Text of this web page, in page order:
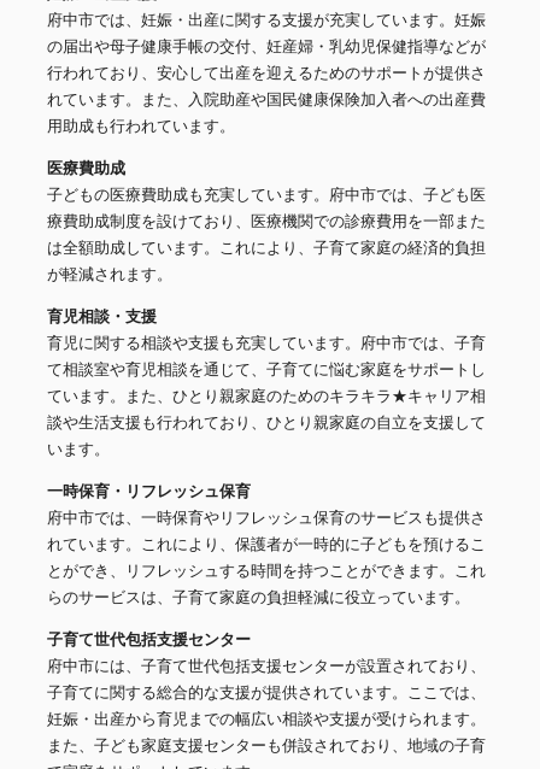
府中市では、妊娠・出産に関する支援が充実しています。妊娠
の届出や母子健康手帳の交付、妊産婦・乳幼児保健指導などが
行われており、安心して出産を迎えるためのサポートが提供さ
れています。また、入院助産や国民健康保険加入者への出産費
用助成も行われています。
医療費助成
子どもの医療費助成も充実しています。府中市では、子ども医
療費助成制度を設けており、医療機関での診療費用を一部また
は全額助成しています。これにより、子育て家庭の経済的負担
が軽減されます。
育児相談・支援
育児に関する相談や支援も充実しています。府中市では、子育
て相談室や育児相談を通じて、子育てに悩む家庭をサポートし
ています。また、ひとり親家庭のためのキラキラ★キャリア相
談や生活支援も行われており、ひとり親家庭の自立を支援して
います。
一時保育・リフレッシュ保育
府中市では、一時保育やリフレッシュ保育のサービスも提供さ
れています。これにより、保護者が一時的に子どもを預けるこ
とができ、リフレッシュする時間を持つことができます。これ
らのサービスは、子育て家庭の負担軽減に役立っています。
子育て世代包括支援センター
府中市には、子育て世代包括支援センターが設置されており、
子育てに関する総合的な支援が提供されています。ここでは、
妊娠・出産から育児までの幅広い相談や支援が受けられます。
また、子ども家庭支援センターも併設されており、地域の子育